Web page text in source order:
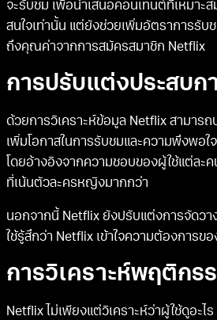
จะรับชม เพื่อนำเสนอคอนเทนต์ที่เหมาะ
สนใจเท่านั้น แต่ยังช่วยเพิ่มอัตราการรับ
ถึงคุณค่าจากการสมัครสมาชิก Netflix
การปรับแต่งประสบก
ด้วยการวิเคราะห์ข้อมูล Netflix สามารถ
เพิ่มโอกาสในการรับชมและความพึงพอ
โดยอ้างอิงจากความชอบของผู้ใช้แต่ล
ที่เน้นตัวละครหญิงมากกว่า
นอกจากนี้ Netflix ยังปรับแต่งการจัดวา
ใช้รู้สึกว่า Netflix เข้าใจความต้องการข
การวิเคราะห์พฤติกร
Netflix ไม่เพียงแต่วิเคราะห์ว่าผู้ใช้ดูอะ